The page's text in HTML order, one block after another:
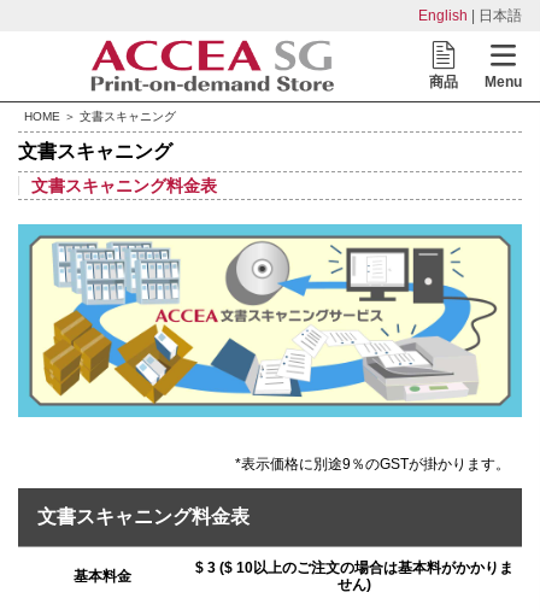
English | 日本語
商品 Menu
HOME ＞ 文書スキャニング
文書スキャニング
文書スキャニング料金表
*表示価格に別途9％のGSTが掛かります。
文書スキャニング料金表
基本料金
$ 3 ($ 10以上のご注文の場合は基本料がかかりま
せん)